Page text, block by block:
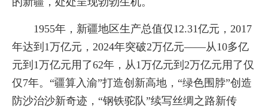
1955年，新疆地区生产总值仅12.31亿元，2017
年达到1万亿元，2024年突破2万亿元——从10多亿
元到1万亿元用了62年，从1万亿元到2万亿元用了仅
仅7年。“疆算入渝”打造创新高地，“绿色围脖”创造
防沙治沙新奇迹，“钢铁驼队”续写丝绸之路新传